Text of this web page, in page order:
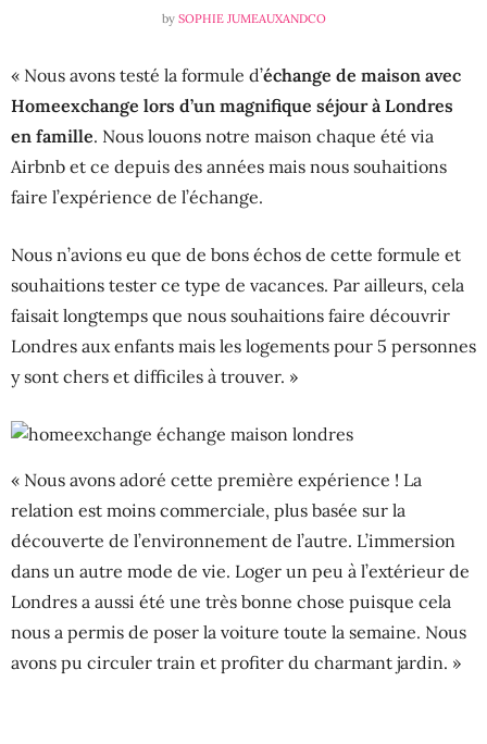
by SOPHIE JUMEAUXANDCO
« Nous avons testé la formule d’échange de maison avec
Homeexchange lors d’un magnifique séjour à Londres
en famille. Nous louons notre maison chaque été via
Airbnb et ce depuis des années mais nous souhaitions
faire l’expérience de l’échange.
Nous n’avions eu que de bons échos de cette formule et
souhaitions tester ce type de vacances. Par ailleurs, cela
faisait longtemps que nous souhaitions faire découvrir
Londres aux enfants mais les logements pour 5 personnes
y sont chers et difficiles à trouver. »
« Nous avons adoré cette première expérience ! La
relation est moins commerciale, plus basée sur la
découverte de l’environnement de l’autre. L’immersion
dans un autre mode de vie. Loger un peu à l’extérieur de
Londres a aussi été une très bonne chose puisque cela
nous a permis de poser la voiture toute la semaine. Nous
avons pu circuler train et profiter du charmant jardin. »